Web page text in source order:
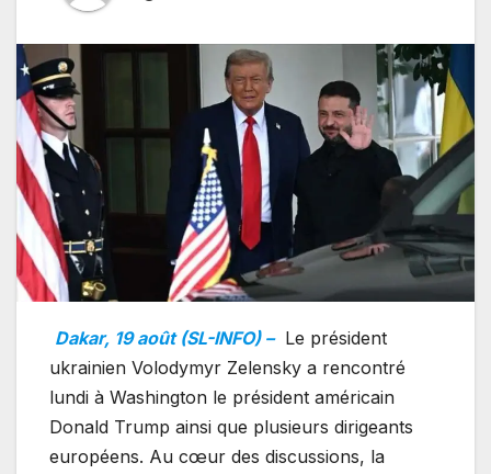
Dakar, 19 août (SL-INFO) – Le président
ukrainien Volodymyr Zelensky a rencontré
lundi à Washington le président américain
Donald Trump ainsi que plusieurs dirigeants
européens. Au cœur des discussions, la